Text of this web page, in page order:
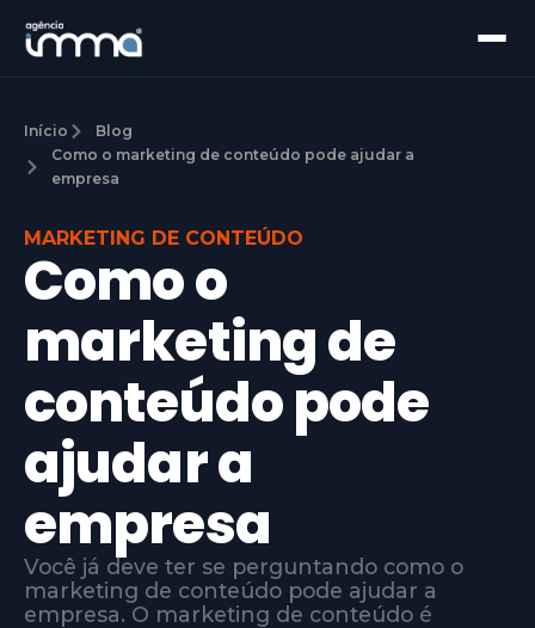
Início
Blog
Como o marketing de conteúdo pode ajudar a
empresa
MARKETING DE CONTEÚDO
Como o
marketing de
conteúdo pode
ajudar a
empresa
Você já deve ter se perguntando como o
marketing de conteúdo pode ajudar a
empresa. O marketing de conteúdo é